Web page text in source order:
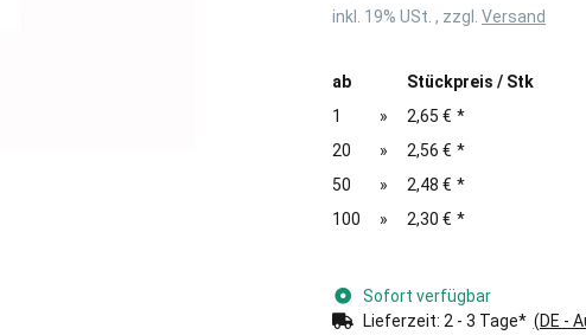
inkl. 19% USt. , zzgl. Versand
ab
Stückpreis / Stk
1
» 2,65 € *
20
» 2,56 € *
50
» 2,48 € *
100
» 2,30 € *
Sofort verfügbar
Lieferzeit: 2 - 3 Tage* (DE -